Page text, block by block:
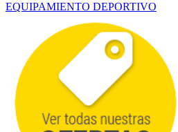
EQUIPAMIENTO DEPORTIVO